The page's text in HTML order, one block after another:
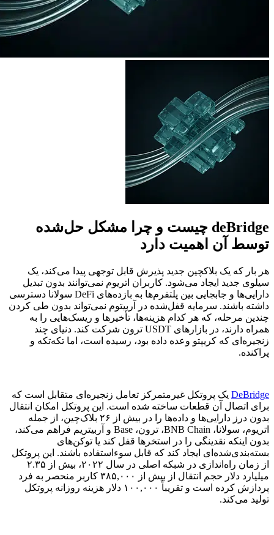
deBridge چیست و چرا مشکل حل‌شده
توسط آن اهمیت دارد
هر بار که یک بلاکچین جدید پذیرش قابل توجهی پیدا می‌کند، یک
سیلوی جدید ایجاد می‌شود. کاربران اتریوم نمی‌توانند بدون تبدیل
دارایی‌ها و جابجایی بین پلتفرم‌ها به بازده‌های DeFi سولانا دسترسی
داشته باشند. سرمایه قفل‌شده در آربیتوم نمی‌تواند بدون طی کردن
چندین مرحله، که هر کدام هزینه‌ها، تأخیرها و ریسک‌هایی را به
همراه دارند، در بازارهای USDT ترون شرکت کند. دنیای چند
زنجیره‌ای که کریپتو وعده داده بود، رسیده است، اما تکه‌تکه و
پراکنده.
DeBridge یک پروتکل غیرمتمرکز تعامل زنجیره‌ای متقابل است که
برای اتصال آن قطعات ساخته شده است. این پروتکل امکان انتقال
بدون درز دارایی‌ها و داده‌ها را در بیش از ۲۶ بلاک‌چین، از جمله
اتریوم، سولانا، BNB Chain، ترون، Base و آربیتریم فراهم می‌کند،
بدون اینکه نقدینگی را در استخرها قفل کند یا توکن‌های
بسته‌بندی‌شده‌ای ایجاد کند که قابل سوءاستفاده باشند. این پروتکل
از زمان راه‌اندازی در شبکه اصلی در سال ۲۰۲۲، بیش از ۲.۳۵
میلیارد دلار حجم انتقال از بیش از ۳۸۵,۰۰۰ کاربر منحصر به فرد
پردازش کرده است و تقریباً ۱۰۰,۰۰۰ دلار هزینه روزانه پروتکل
تولید می‌کند.